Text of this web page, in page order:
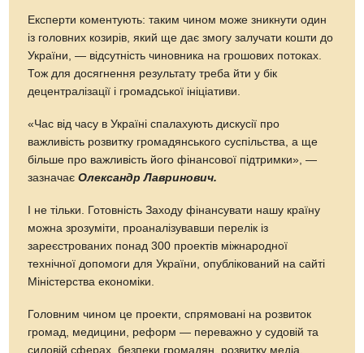
Експерти коментують: таким чином може зникнути один
із головних козирів, який ще дає змогу залучати кошти до
України, — відсутність чиновника на грошових потоках.
Тож для досягнення результату треба йти у бік
децентралізації і громадської ініціативи.
«Час від часу в Україні спалахують дискусії про
важливість розвитку громадянського суспільства, а ще
більше про важливість його фінансової підтримки», —
зазначаєОлександр Лавринович.
І не тільки. Готовність Заходу фінансувати нашу країну
можна зрозуміти, проаналізувавши перелік із
зареєстрованих понад 300 проектів міжнародної
технічної допомоги для України, опублікований на сайті
Міністерства економіки.
Головним чином це проекти, спрямовані на розвиток
громад, медицини, реформ — переважно у судовій та
силовій сферах, безпеки громадян, розвитку медіа,